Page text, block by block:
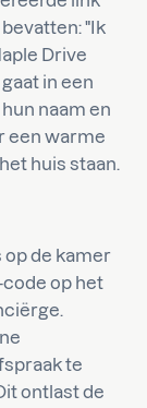
"Ik
Drive
in een
naam en
een warme
huis staan.
de kamer
op het
te
ontlast de